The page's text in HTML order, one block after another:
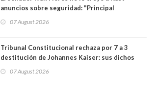
anuncios sobre seguridad: "Principal
perseguir ruta del dinero y levantar secreto
07 August 2026
Tribunal Constitucional rechaza por 7 a 3
destitución de Johannes Kaiser: sus dichos
justicia constitucional porque no es diputado
07 August 2026